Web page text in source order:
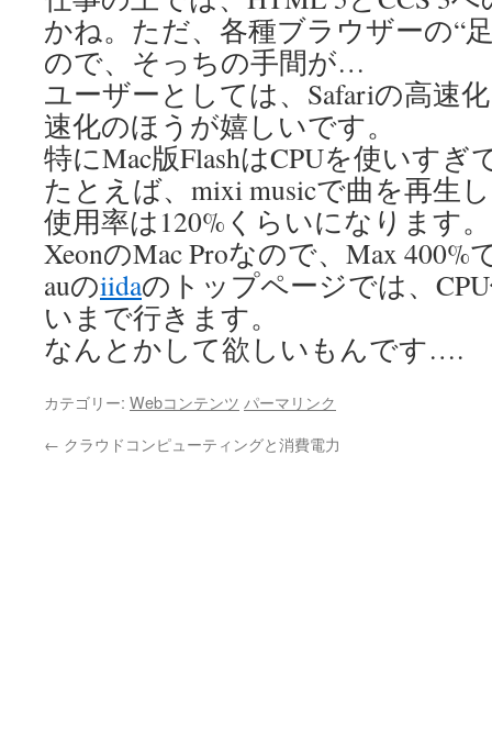
かね。ただ、各種ブラウザーの“
ので、そっちの手間が…
ユーザーとしては、Safariの高速
速化のほうが嬉しいです。
特にMac版FlashはCPUを使いすぎ
たとえば、mixi musicで曲を再生
使用率は120%くらいになります
XeonのMac Proなので、Max 400%
auのiidaのトップページでは、
いまで行きます。
なんとかして欲しいもんです….
カテゴリー: Webコンテンツ パーマリンク
← クラウドコンピューティングと消費電力